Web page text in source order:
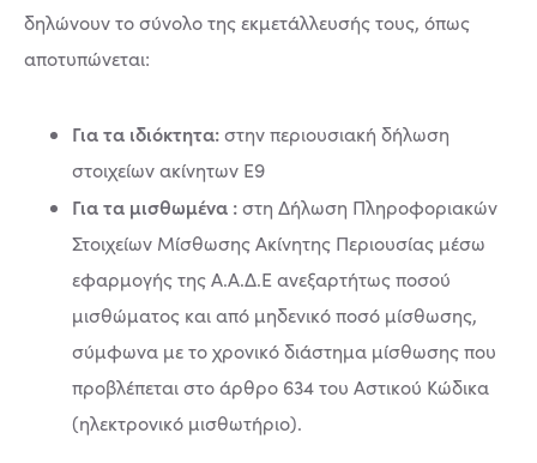
δηλώνουν το σύνολο της εκμετάλλευσής τους, όπως
αποτυπώνεται:
Για τα ιδιόκτητα:στην περιουσιακή δήλωση
στοιχείων ακίνητων Ε9
Για τα μισθωμένα :στη Δήλωση Πληροφοριακών
Στοιχείων Μίσθωσης Ακίνητης Περιουσίας μέσω
εφαρμογής της Α.Α.Δ.Ε ανεξαρτήτως ποσού
μισθώματος και από μηδενικό ποσό μίσθωσης,
σύμφωνα με το χρονικό διάστημα μίσθωσης που
προβλέπεται στο άρθρο 634 του Αστικού Κώδικα
(ηλεκτρονικό μισθωτήριο).